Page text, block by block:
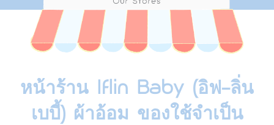
หน้าร้าน Iflin Baby (อิฟ-ลิ่น
เบบี้) ผ้าอ้อม ของใช้จำเป็น